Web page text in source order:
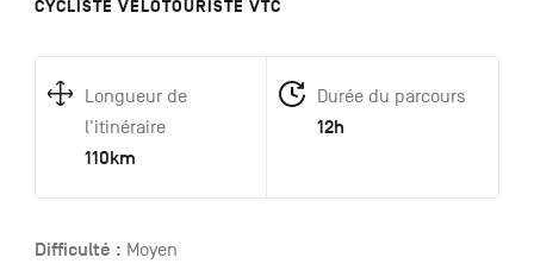
CYCLISTE VÉLOTOURISTE VTC
Longueur de
l'itinéraire
110km
Durée du parcours
12h
Difficulté : Moyen